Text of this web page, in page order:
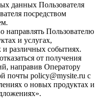
данных Пользователя
посредством
направлять Пользователю
и услугах,
различных событиях.
от получения
направив Оператору
почты policy@mysite.ru с
о новых продуктах и